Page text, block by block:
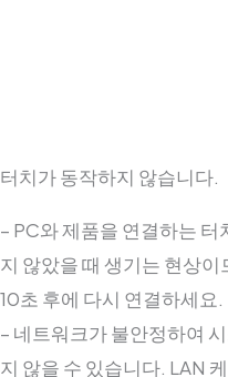
터치가 동작하지 않습니다.
– PC와 제품을 연결하는
지 않았을 때 생기는 현상
10초 후에 다시 연결하세요.
– 네트워크가 불안정하여
지 않을 수 있습니다. LAN